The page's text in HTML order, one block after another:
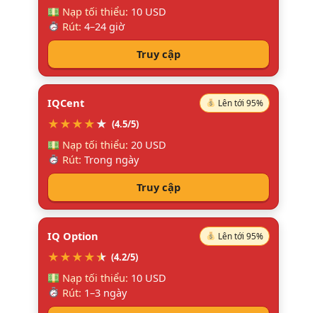
Nạp tối thiểu: 10 USD
Rút: 4–24 giờ
Truy cập
IQCent Lên tới 95%
★★★★★ (4.5/5)
Nạp tối thiểu: 20 USD
Rút: Trong ngày
Truy cập
IQ Option Lên tới 95%
★★★★★
★ (4.2/5)
Nạp tối thiểu: 10 USD
Rút: 1–3 ngày